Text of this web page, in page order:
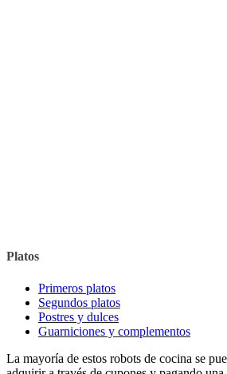
Platos
Primeros platos
Segundos platos
Postres y dulces
Guarniciones y complementos
La mayoría de estos robots de cocina se